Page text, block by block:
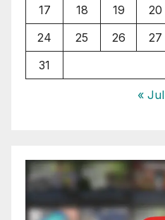
17
18 19 20
24
25 26 27
31
« Jul